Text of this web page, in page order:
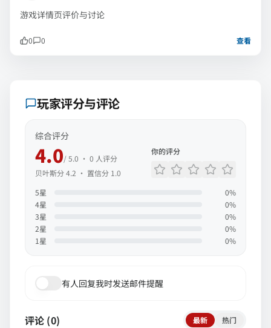
游戏详情页评价与讨论
0 0 查看
玩家评分与评论
综合评分
4.0/ 5.0 · 0 人评分
贝叶斯分4.2 · 置信分 1.0
你的评分
5星 0%
4星 0%
3星 0%
2星 0%
1 星 0%
有人回复我时发送邮件提醒
评论 (0) 最新 热门